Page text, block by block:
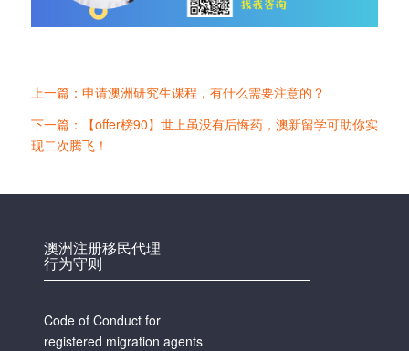
上一篇：申请澳洲研究生课程，有什么需要注意的？
下一篇：【offer榜90】世上虽没有后悔药，澳新留学可助你实
现二次腾飞！
澳洲注册移民代理
行为守则
Code of Conduct for
registered migration agents